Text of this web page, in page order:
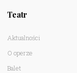
Teatr
Aktualności
O operze
Balet